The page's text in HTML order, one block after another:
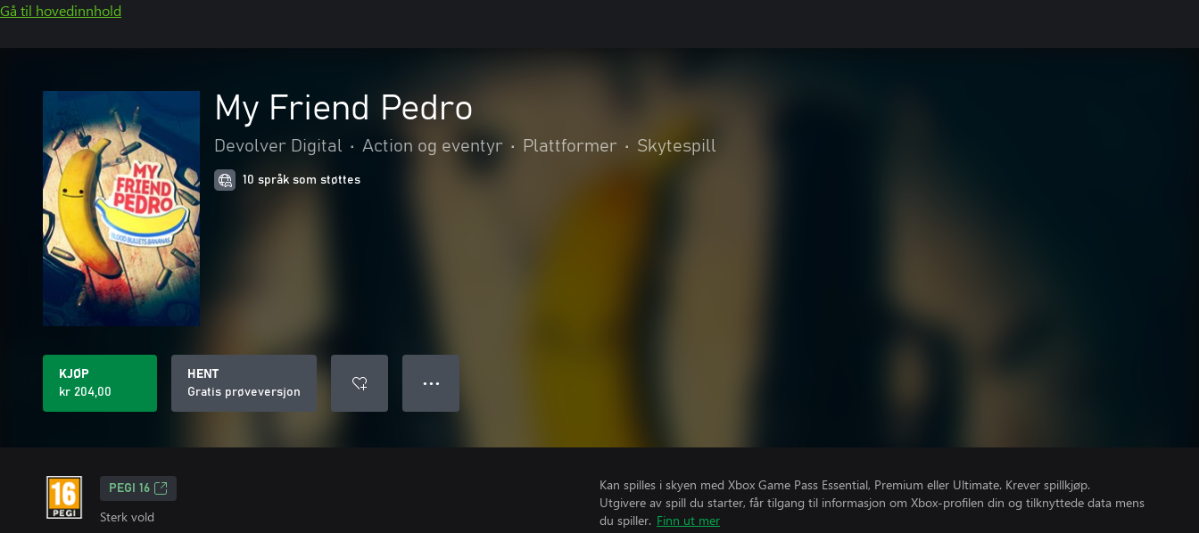
Gå til hovedinnhold
My Friend Pedro
Devolver Digital • Action og eventyr • Plattformer • Skytespill
10 språk som støttes
KJØP
kr 204,00
HENT
Gratis prøveversjon
● ● ●
PEGI 16
Sterk vold
Kan spilles i skyen med Xbox Game Pass Essential, Premium eller Ultimate. Krever spillkjøp.
Utgivere av spill du starter, får tilgang til informasjon om Xbox-profilen din og tilknyttede data mens
du spiller. Finn ut mer